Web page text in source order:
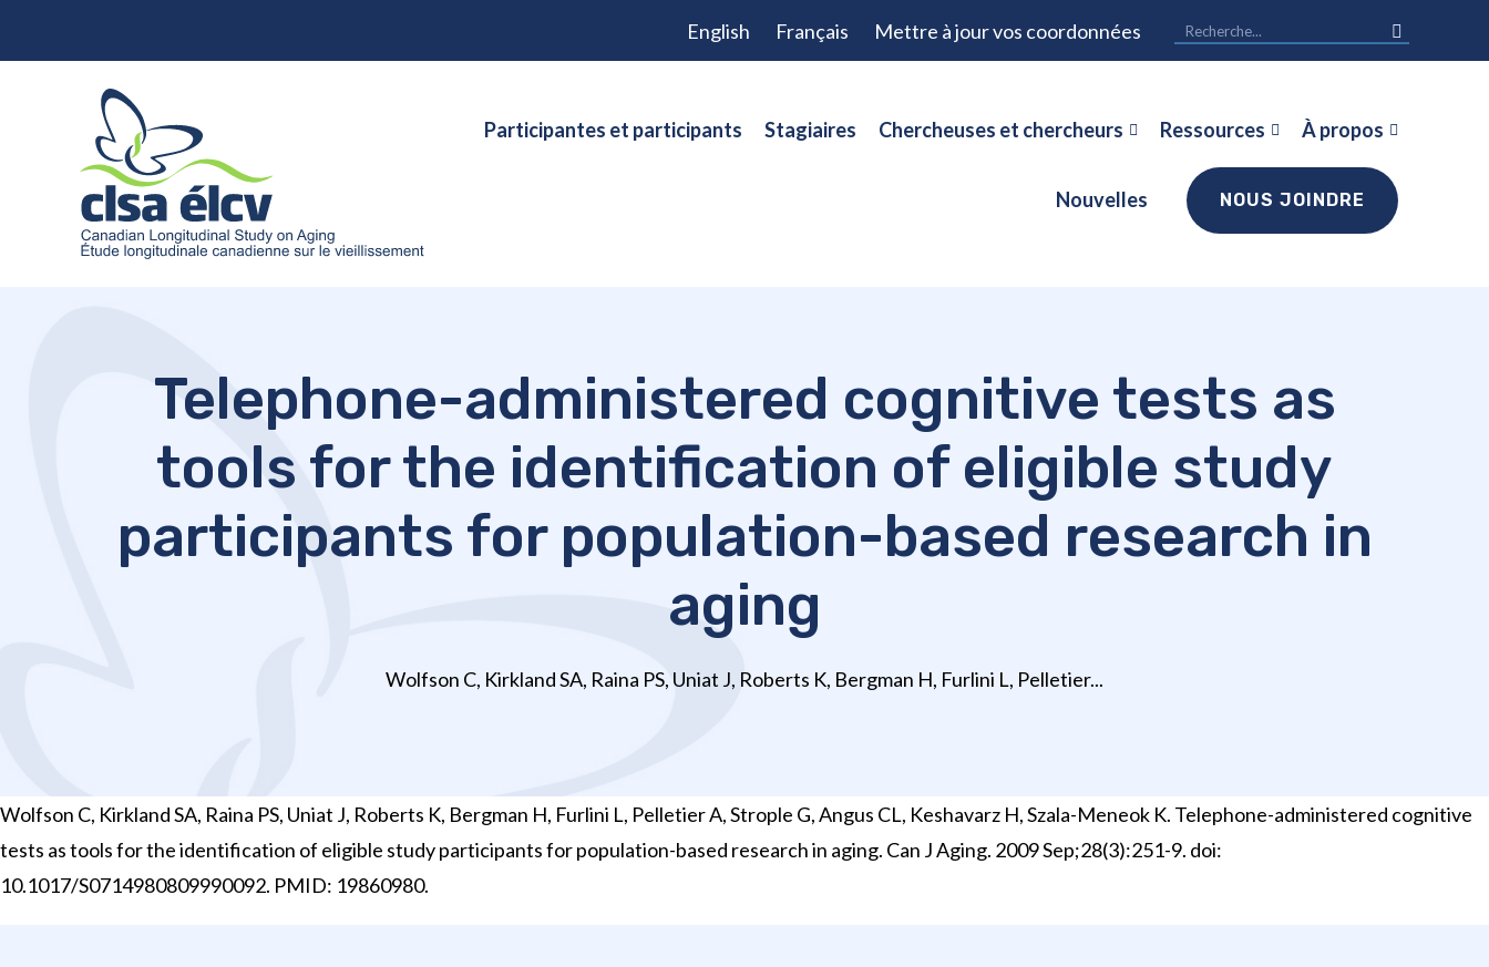
English Français Mettre à jour vos coordonnées
Participantes et participants Stagiaires Chercheuses et chercheurs Ressources À propos
Nouvelles NOUS JOINDRE
Telephone-administered cognitive tests as
tools for the identification of eligible study
participants for population-based research in
aging
Wolfson C, Kirkland SA, Raina PS, Uniat J, Roberts K, Bergman H, Furlini L, Pelletier...
Wolfson C, Kirkland SA, Raina PS, Uniat J, Roberts K, Bergman H, Furlini L, Pelletier A, Strople G, Angus CL, Keshavarz H, Szala-Meneok K. Telephone-administered cognitive
tests as tools for the identification of eligible study participants for population-based research in aging. Can J Aging. 2009 Sep;28(3):251-9. doi:
10.1017/S0714980809990092. PMID: 19860980.